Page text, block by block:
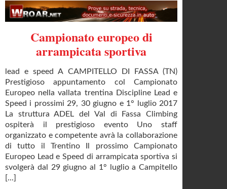
Campionato europeo di
arrampicata sportiva
lead e speed A CAMPITELLO DI FASSA (TN)
Prestigioso appuntamento col Campionato
Europeo nella vallata trentina Discipline Lead e
Speed i prossimi 29, 30 giugno e 1° luglio 2017
La struttura ADEL del Val di Fassa Climbing
ospiterà il prestigioso evento Uno staff
organizzato e competente avrà la collaborazione
di tutto il Trentino Il prossimo Campionato
Europeo Lead e Speed di arrampicata sportiva si
svolgerà dal 29 giugno al 1° luglio a Campitello
[...]